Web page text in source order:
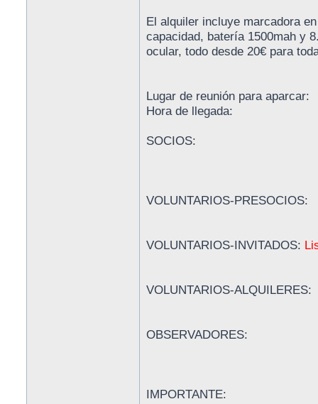
El alquiler incluye marcadora
capacidad, batería 1500mah y
ocular, todo desde 20€ para
Lugar de reunión para aparcar:
Hora de llegada:
SOCIOS:
VOLUNTARIOS-PRESOCIOS:
VOLUNTARIOS-INVITADOS:
VOLUNTARIOS-ALQUILERES:
OBSERVADORES:
IMPORTANTE: